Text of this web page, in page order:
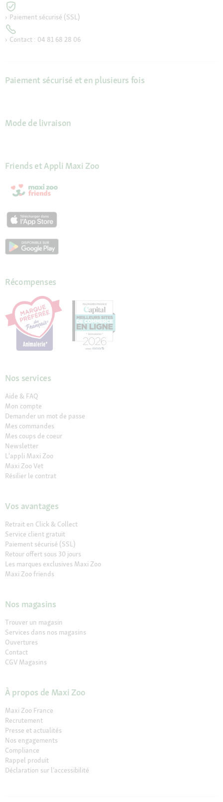
Paiement sécurisé (SSL)
Contact : 04 81 68 28 06
Paiement sécurisé et en plusieurs fois
Mode de livraison
Friends et Appli Maxi Zoo
Récompenses
Nos services
Aide & FAQ
Mon compte
Demander un mot de passe
Mes commandes
Mes coups de coeur
Newsletter
L'appli Maxi Zoo
Maxi Zoo Vet
Résilier le contrat
Vos avantages
Retrait en Click & Collect
Service client gratuit
Paiement sécurisé (SSL)
Retour offert sous 30 jours
Les marques exclusives Maxi Zoo
Maxi Zoo friends
Nos magasins
Trouver un magasin
Services dans nos magasins
Ouvertures
Contact
CGV Magasins
À propos de Maxi Zoo
Maxi Zoo France
Recrutement
Presse et actualités
Nos engagements
Compliance
Rappel produit
Déclaration sur l’accessibilité